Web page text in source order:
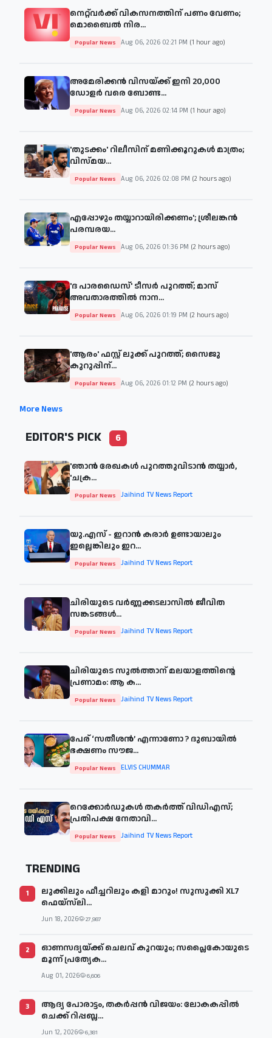
നെറ്റ്‌വർക്ക് വികസനത്തിന് പണം വേണം;
മൊബൈൽ നിര...
Popular News Aug 06, 2026 02:21 PM (1 hour ago)
അമേരിക്കൻ വിസയ്ക്ക് ഇനി 20,000
ഡോളർ വരെ ബോണ്ട...
Popular News Aug 06, 2026 02:14 PM (1 hour ago)
'തുടക്കം' റിലീസിന് മണിക്കൂറുകൾ മാത്രം;
വിസ്മയ...
Popular News Aug 06, 2026 02:08 PM (2 hours ago)
എപ്പോഴും തയ്യാറായിരിക്കണം'; ശ്രീലങ്കൻ
പരമ്പരയ...
Popular News Aug 06, 2026 01:36 PM (2 hours ago)
'ദ പാരഡൈസ്' ടീസർ പുറത്ത്; മാസ്
അവതാരത്തിൽ നാന...
Popular News Aug 06, 2026 01:19 PM (2 hours ago)
'ആരം' ഫസ്റ്റ് ലുക്ക് പുറത്ത്; സൈജു
കുറുപ്പിന്...
Popular News Aug 06, 2026 01:12 PM (2 hours ago)
More News
EDITOR'S PICK 6
'ഞാന്‍ രേഖകള്‍ പുറത്തുവിടാന്‍ തയ്യാര്‍,
'ചക്ര...
Popular News Jaihind TV News Report
യു.എസ് - ഇറാൻ കരാർ ഉണ്ടായാലും
ഇല്ലെങ്കിലും ഇറ...
Popular News Jaihind TV News Report
ചിരിയുടെ വര്‍ണ്ണക്കടലാസില്‍ ജീവിത
സങ്കടങ്ങള്‍...
Popular News Jaihind TV News Report
ചിരിയുടെ സുൽത്താന് മലയാളത്തിന്റെ
പ്രണാമം: ആ ക...
Popular News Jaihind TV News Report
പേര് ‘സതീശന്‍’ എന്നാണോ ? ദുബായില്‍
ഭക്ഷണം സൗജ...
Popular News ELVIS CHUMMAR
റെക്കോർഡുകൾ തകർത്ത് വിഡിഎസ്;
പ്രതിപക്ഷ നേതാവി...
Popular News Jaihind TV News Report
TRENDING
1
ലുക്കിലും ഫീച്ചറിലും കളി മാറും! സുസുക്കി XL7
ഫെയ്‌സ്‌ലി...
Jun 18, 2026 27,987
2
ഓണസദ്യയ്ക്ക് ചെലവ് കുറയും; സപ്ലൈകോയുടെ
മൂന്ന് പ്രത്യേക...
Aug 01, 2026 6,606
3
ആദ്യ പോരാട്ടം, തകർപ്പൻ വിജയം: ലോകകപ്പിൽ
ചെക്ക് റിപ്പബ്ല...
Jun 12, 2026 6,381